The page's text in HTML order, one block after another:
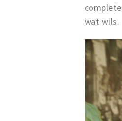
complete
wat wils.